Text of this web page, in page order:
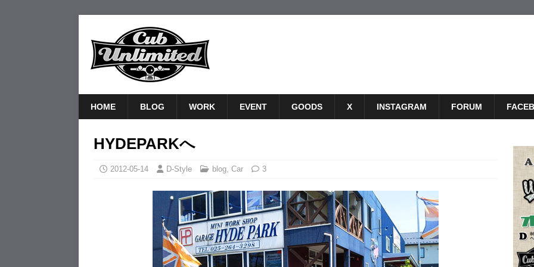
HOME BLOG WORK EVENT GOODS X INSTAGRAM FORUM
HYDEPARKへ
2012-05-14 D-Style blog, Car 3